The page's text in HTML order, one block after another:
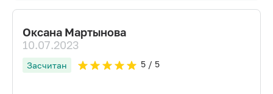
Оксана Мартынова
10.07.2023
Засчитан 5/ 5